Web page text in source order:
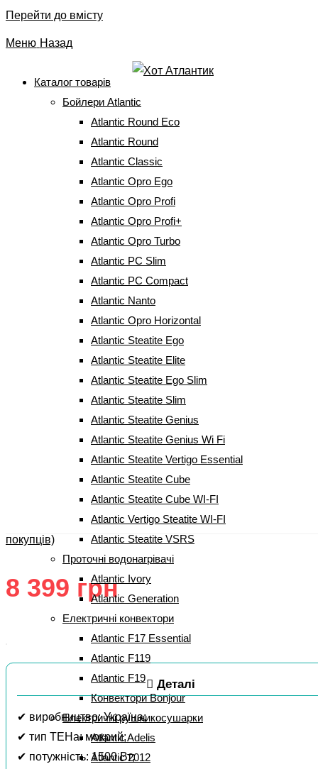
Перейти до вмісту
Меню Назад
Каталог товарів
Бойлери Atlantic
Atlantic Round Eco
Atlantic Round
Atlantic Classic
Atlantic Opro Ego
Atlantic Opro Profi
Atlantic Opro Profi+
Atlantic Opro Turbo
Atlantic PC Slim
Atlantic PC Compact
Atlantic Nanto
Atlantic Opro Horizontal
Atlantic Steatite Ego
Atlantic Steatite Elite
Atlantic Steatite Ego Slim
Atlantic Steatite Slim
Atlantic Steatite Genius
Atlantic Steatite Genius Wi Fi
Atlantic Steatite Vertigo Essential
Atlantic Steatite Cube
Atlantic Steatite Cube WI-FI
Atlantic Vertigo Steatite WI-FI
Atlantic Steatite VSRS
Проточні водонагрівачі
Atlantic Ivory
Atlantic Generation
Електричні конвектори
Atlantic F17 Essential
Atlantic F119
Atlantic F19
Конвектори Bonjour
Електричні рушникосушарки
Atlantic Adelis
Atlantic 2012
Бойлер Atlantic O`PRO
Profi VM 120 D400-1-М
(31996100)
O`PRO Profi VM 120 D400-1-М (31996100)
Бойлер Atlantic O`PRO Profi VM
120 D400-1-М (31996100)
Рейтинг5.00з 5 на основі опитування
покупців)
8 399 грн
Деталі
✔ виробництво: Україна;
✔ тип ТЕНа: мокрий;
✔ потужність: 1500 Вт;